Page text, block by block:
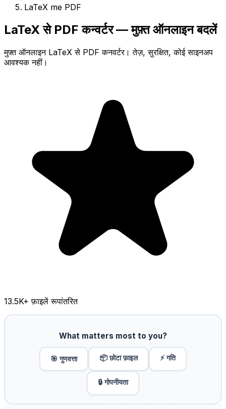
LaTeX me PDF
LaTeX से PDF कन्वर्टर — मुफ़्त ऑनलाइन बदलें
मुफ़्त ऑनलाइन LaTeX से PDF कनवर्टर। तेज़, सुरक्षित, कोई साइनअप
आवश्यक नहीं।
13.5K+ फ़ाइलें रूपांतरित
What matters most to you?
🎯 गुणवत्ता 📦 छोटा फ़ाइल ⚡ गति
🔒 गोपनीयता